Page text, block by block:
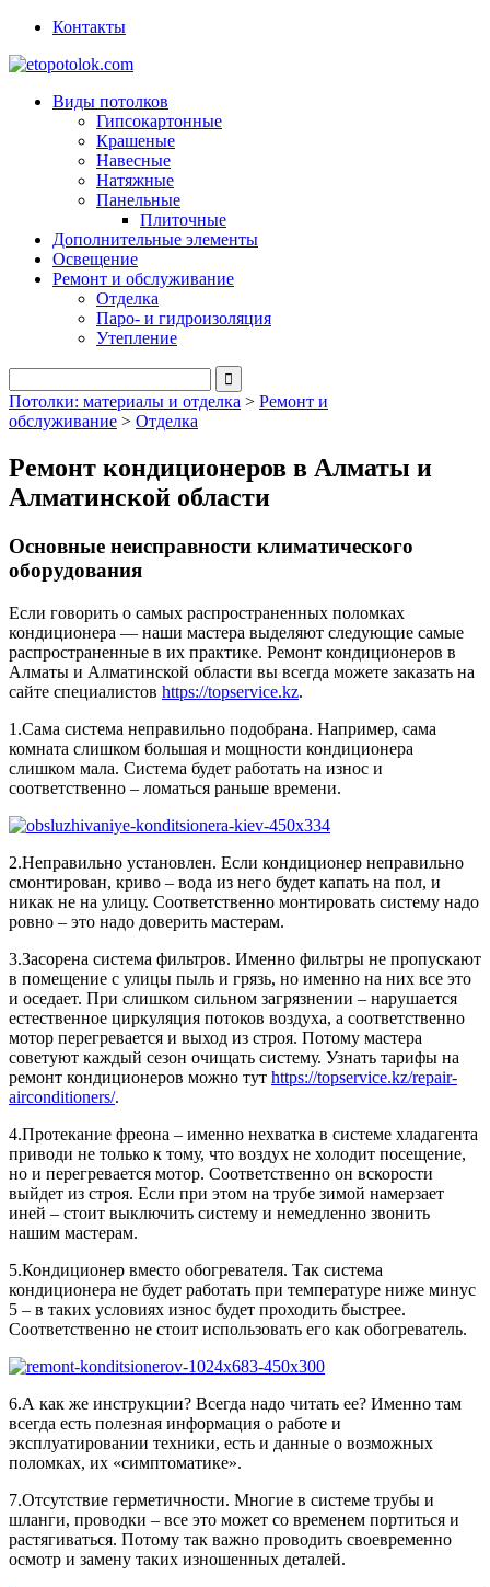
Контакты
Виды потолков
Гипсокартонные
Крашеные
Навесные
Натяжные
Панельные
Плиточные
Дополнительные элементы
Освещение
Ремонт и обслуживание
Отделка
Паро- и гидроизоляция
Утепление
Потолки: материалы и отделка > Ремонт и
обслуживание > Отделка
Ремонт кондиционеров в Алматы и
Алматинской области
Основные неисправности климатического
оборудования
Если говорить о самых распространенных поломках
кондиционера — наши мастера выделяют следующие самые
распространенные в их практике. Ремонт кондиционеров в
Алматы и Алматинской области вы всегда можете заказать на
сайте специалистов https://topservice.kz.
1.Сама система неправильно подобрана. Например, сама
комната слишком большая и мощности кондиционера
слишком мала. Система будет работать на износ и
соответственно – ломаться раньше времени.
2.Неправильно установлен. Если кондиционер неправильно
смонтирован, криво – вода из него будет капать на пол, и
никак не на улицу. Соответственно монтировать систему надо
ровно – это надо доверить мастерам.
3.Засорена система фильтров. Именно фильтры не пропускают
в помещение с улицы пыль и грязь, но именно на них все это
и оседает. При слишком сильном загрязнении – нарушается
естественное циркуляция потоков воздуха, а соответственно
мотор перегревается и выход из строя. Потому мастера
советуют каждый сезон очищать систему. Узнать тарифы на
ремонт кондиционеров можно тут https://topservice.kz/repair-
airconditioners/.
4.Протекание фреона – именно нехватка в системе хладагента
приводи не только к тому, что воздух не холодит посещение,
но и перегревается мотор. Соответственно он вскорости
выйдет из строя. Если при этом на трубе зимой намерзает
иней – стоит выключить систему и немедленно звонить
нашим мастерам.
5.Кондиционер вместо обогревателя. Так система
кондиционера не будет работать при температуре ниже минус
5 – в таких условиях износ будет проходить быстрее.
Соответственно не стоит использовать его как обогреватель.
6.А как же инструкции? Всегда надо читать ее? Именно там
всегда есть полезная информация о работе и
эксплуатировании техники, есть и данные о возможных
поломках, их «симптоматике».
7.Отсутствие герметичности. Многие в системе трубы и
шланги, проводки – все это может со временем портиться и
растягиваться. Потому так важно проводить своевременно
осмотр и замену таких изношенных деталей.